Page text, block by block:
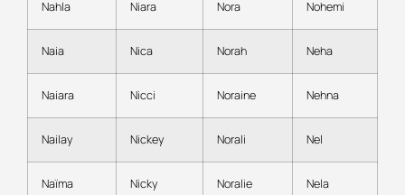
Nahla Niara Nora Nohemi
Naia Nica Norah Neha
Naiara Nicci Noraine Nehna
Nailay Nickey Norali Nel
Naïma Nicky Noralie Nela